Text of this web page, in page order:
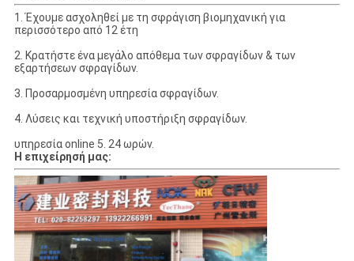
1. Έχουμε ασχοληθεί με τη σφράγιση βιομηχανική για
περισσότερο από 12 έτη
2. Κρατήστε ένα μεγάλο απόθεμα των σφραγίδων & των
εξαρτήσεων σφραγίδων.
3. Προσαρμοσμένη υπηρεσία σφραγίδων.
4. Λύσεις και τεχνική υποστήριξη σφραγίδων.
υπηρεσία online 5. 24 ωρών.
Η επιχείρησή μας: